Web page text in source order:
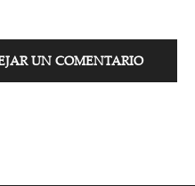
UN COMENTARIO